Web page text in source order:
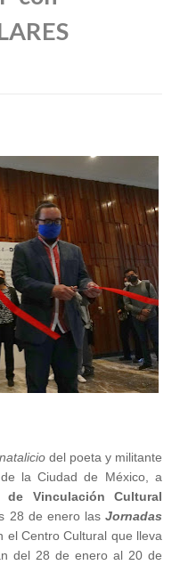
del poeta y militante
la Ciudad de México, a
de Vinculación Cultural
28 de enero las Jornadas
el Centro Cultural que lleva
del 28 de enero al 20 de